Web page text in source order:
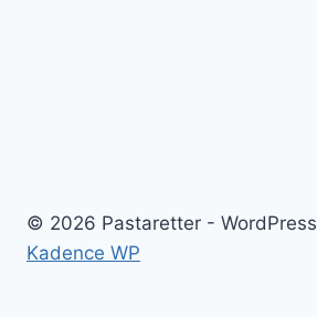
© 2026 Pastaretter -
Kadence WP